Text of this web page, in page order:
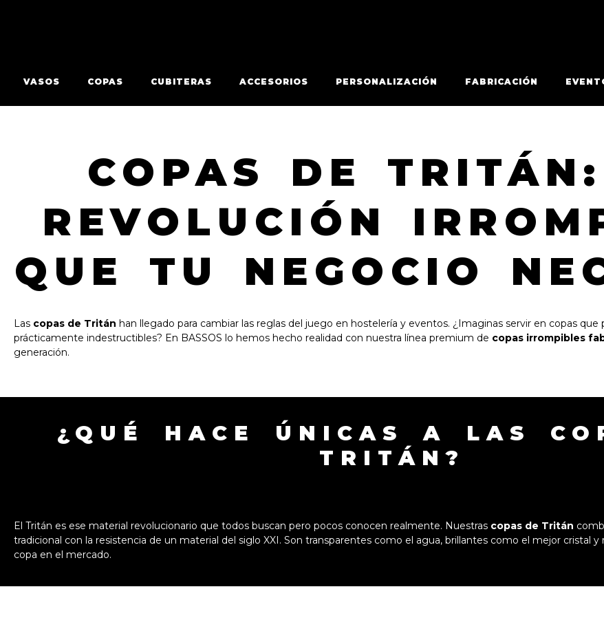
VASOS COPAS CUBITERAS ACCESORIOS PERSONALIZACIÓN FABRICACIÓN
COPAS DE
REVOLUCIÓN
QUE TU NEGOCIO
Las copas de Tritán han llegado para cambiar las reglas del juego en hostelería y eventos. ¿Imaginas servir en copas
prácticamente indestructibles? En BASSOS lo hemos hecho realidad con nuestra línea premium de copas irrompibles
generación.
¿QUÉ HACE ÚNICAS A LAS
TRITÁN?
El Tritán es ese material revolucionario que todos buscan pero pocos conocen realmente. Nuestras copas de Tritán
tradicional con la resistencia de un material del siglo XXI. Son transparentes como el agua, brillantes como el mejor cristal
copa en el mercado.